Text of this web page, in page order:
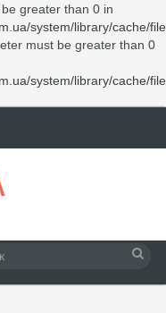
greater than 0 in
system/library/cache/
must be greater than 0
system/library/cache/